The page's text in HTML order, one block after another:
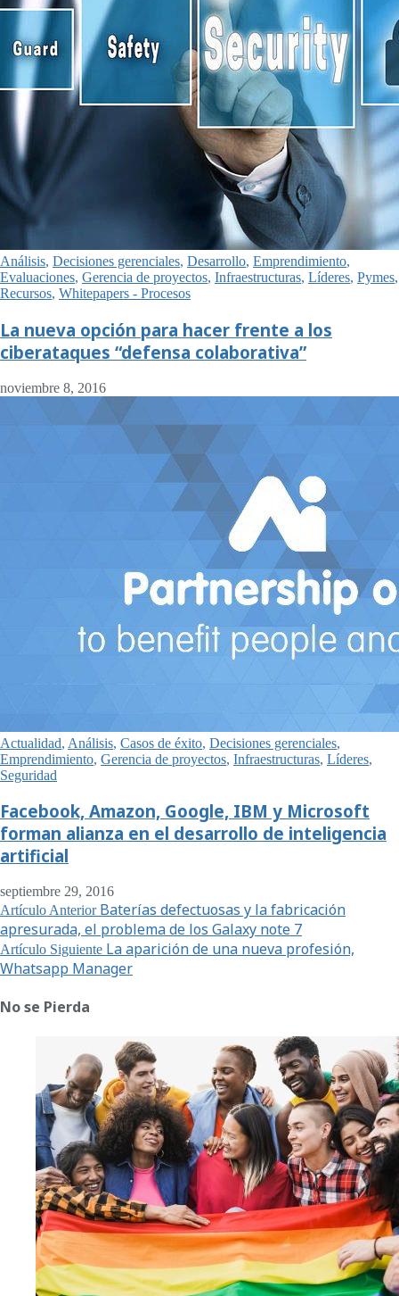
Análisis, Decisiones gerenciales, Desarrollo, Emprendimiento,
Evaluaciones, Gerencia de proyectos, Infraestructuras, Líderes, Pymes,
Recursos, Whitepapers - Procesos
La nueva opción para hacer frente a los
ciberataques “defensa colaborativa”
noviembre 8, 2016
Actualidad, Análisis, Casos de éxito, Decisiones gerenciales,
Emprendimiento, Gerencia de proyectos, Infraestructuras, Líderes,
Seguridad
Facebook, Amazon, Google, IBM y Microsoft
forman alianza en el desarrollo de inteligencia
artificial
septiembre 29, 2016
Artículo Anterior Baterías defectuosas y la fabricación
apresurada, el problema de los Galaxy note 7
Artículo Siguiente La aparición de una nueva profesión,
Whatsapp Manager
No se Pierda